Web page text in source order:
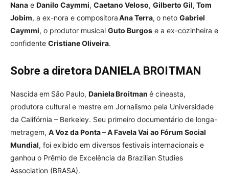
Nana e Danilo Caymmi, Caetano Veloso, Gilberto Gil, Tom
Jobim, a ex-nora e compositoraAna Terra, o neto Gabriel
Caymmi, o produtor musical Guto Burgos e a ex-cozinheira e
confidente Cristiane Oliveira.
Sobre a diretora DANIELA BROITMAN
Nascida em São Paulo, Daniela Broitman é cineasta,
produtora cultural e mestre em Jornalismo pela Universidade
da Califórnia – Berkeley. Seu primeiro documentário de longa-
metragem, A Voz da Ponta – A Favela Vai ao Fórum Social
Mundial, foi exibido em diversos festivais internacionais e
ganhou o Prêmio de Excelência da Brazilian Studies
Association (BRASA).